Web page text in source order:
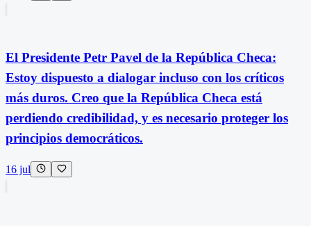
El Presidente Petr Pavel de la República Checa:
Estoy dispuesto a dialogar incluso con los críticos
más duros. Creo que la República Checa está
perdiendo credibilidad, y es necesario proteger los
principios democráticos.
16 jul